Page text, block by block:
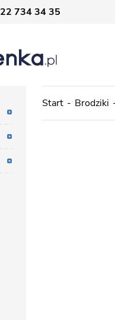
22 734 34 35
Start Brodziki